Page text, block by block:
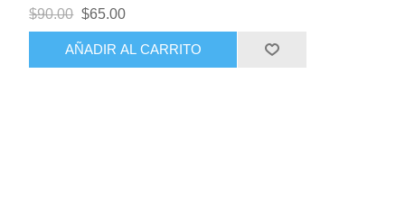
$90.00 $65.00
AÑADIR AL CARRITO